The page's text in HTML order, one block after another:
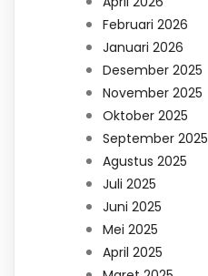
Februari 2026
Januari 2026
Desember 2025
November 2025
Oktober 2025
September 2025
Agustus 2025
Juli 2025
Juni 2025
Mei 2025
April 2025